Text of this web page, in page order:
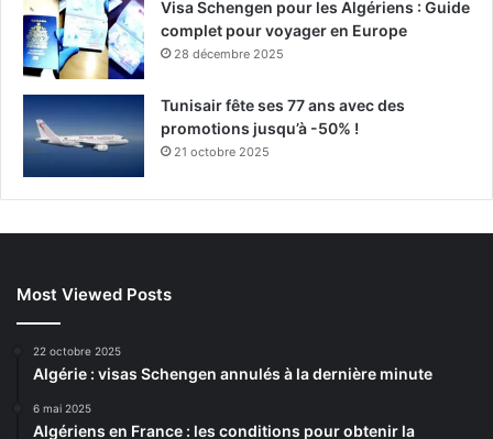
Visa Schengen pour les Algériens : Guide
complet pour voyager en Europe
28 décembre 2025
Tunisair fête ses 77 ans avec des
promotions jusqu’à -50% !
21 octobre 2025
Most Viewed Posts
22 octobre 2025
Algérie : visas Schengen annulés à la dernière minute
6 mai 2025
Algériens en France : les conditions pour obtenir la